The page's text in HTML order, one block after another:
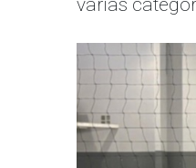
varias